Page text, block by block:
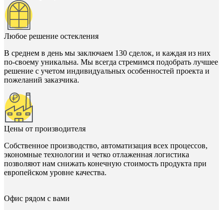
Любое решение остекления
В среднем в день мы заключаем 130 сделок, и каждая из них
по-своему уникальна. Мы всегда стремимся подобрать лучшее
решение с учетом индивидуальных особенностей проекта и
пожеланий заказчика.
Цены от производителя
Собственное производство, автоматизация всех процессов,
экономные технологии и четко отлаженная логистика
позволяют нам снижать конечную стоимость продукта при
европейском уровне качества.
Офис рядом с вами